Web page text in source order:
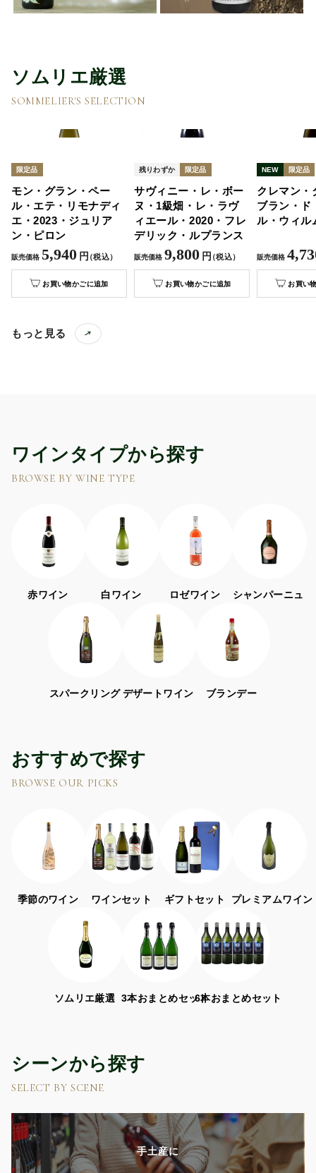
ソムリエ厳選
SOMMELIER'S SELECTION
限定品
モン・グラン・ペー
ル・エテ・リモナディ
エ・2023・ジュリア
ン・ピロン
販売価格 5,940 円（税込）
お買い物かごに追加
残りわずか 限定品
サヴィニー・レ・ボー
ヌ・1級畑・レ・ラヴ
ィエール・2020・フレ
デリック・ルプランス
販売価格 9,800 円（税込）
お買い物かごに追加
NEW 限定品
クレマン・
ブラン・ド
ル・ウィル
販売価格
お買い
もっと見る
ワインタイプから探す
BROWSE BY WINE TYPE
赤ワイン 白ワイン ロゼワイン シャンパーニュ
スパークリング デザートワイン ブランデー
おすすめで探す
BROWSE OUR PICKS
季節のワイン ワインセット ギフトセット プレミアムワイン
ソムリエ厳選 3本おまとめセット6本おまとめセット
シーンから探す
SELECT BY SCENE
手土産に